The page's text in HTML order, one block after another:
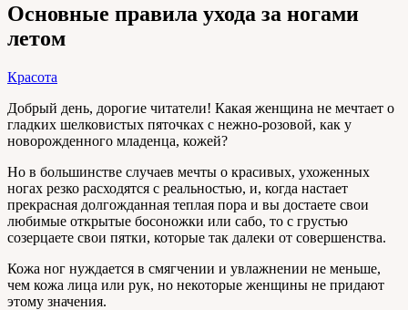
Основные правила ухода за ногами
летом
Красота
Добрый день, дорогие читатели! Какая женщина не мечтает о
гладких шелковистых пяточках с нежно-розовой, как у
новорожденного младенца, кожей?
Но в большинстве случаев мечты о красивых, ухоженных
ногах резко расходятся с реальностью, и, когда настает
прекрасная долгожданная теплая пора и вы достаете свои
любимые открытые босоножки или сабо, то с грустью
созерцаете свои пятки, которые так далеки от совершенства.
Кожа ног нуждается в смягчении и увлажнении не меньше,
чем кожа лица или рук, но некоторые женщины не придают
этому значения.